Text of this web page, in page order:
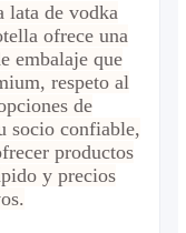
lata de vodka
ofrece una
embalaje que
respeto al
de
socio confiable,
productos
y precios